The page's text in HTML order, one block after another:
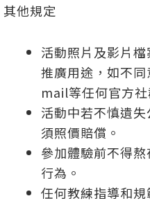
其他規定
活動照片及影片
推廣用途，如不
mail等任何官方社
活動中若不慎遺
須照價賠償。
參加體驗前不得
行為。
任何教練指導和